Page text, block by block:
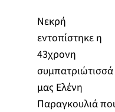
Νεκρή
εντοπίστηκε η
43χρονη
συμπατριώτισσά
μας Ελένη
Παραγκουλιά